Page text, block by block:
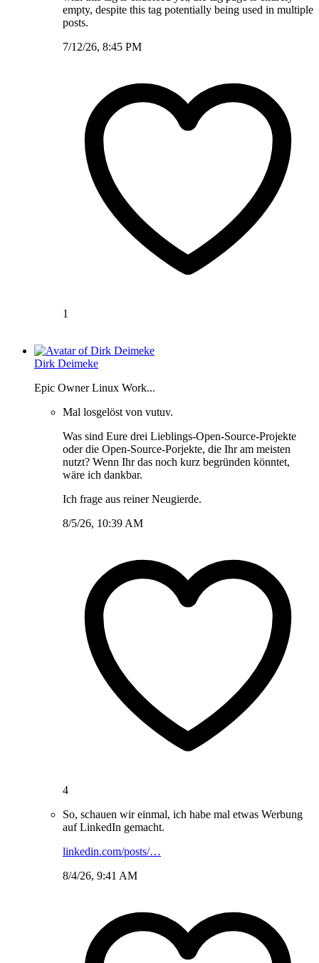
empty, despite this tag potentially being used in multiple
posts.
7/12/26, 8:45 PM
1
Dirk Deimeke
Epic Owner Linux Work...
Mal losgelöst von vutuv.
Was sind Eure drei Lieblings-Open-Source-Projekte
oder die Open-Source-Porjekte, die Ihr am meisten
nutzt? Wenn Ihr das noch kurz begründen könntet,
wäre ich dankbar.
Ich frage aus reiner Neugierde.
8/5/26, 10:39 AM
4
So, schauen wir einmal, ich habe mal etwas Werbung
auf LinkedIn gemacht.
linkedin.com/posts/…
8/4/26, 9:41 AM